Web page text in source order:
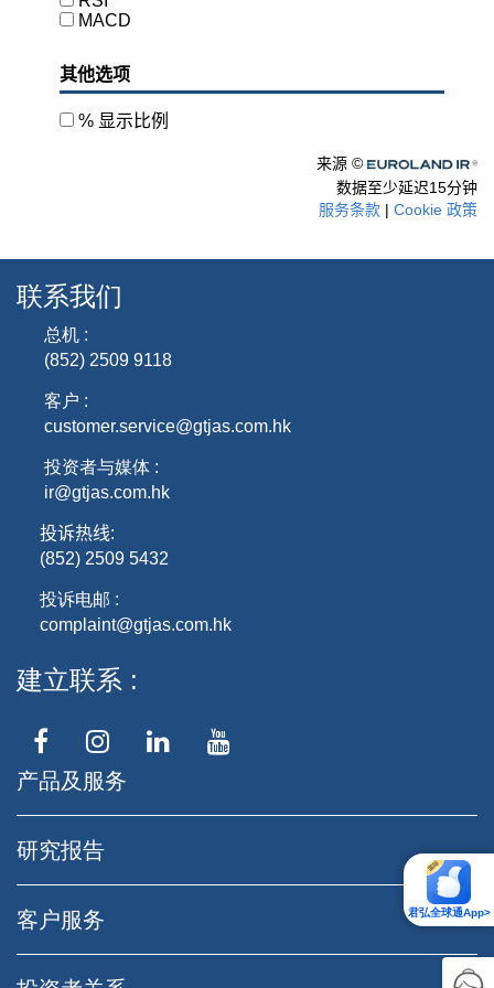
君弘全球通App>
联系我们
总机 :
(852) 2509 9118
客户 :
customer.service@gtjas.com.hk
投资者与媒体 :
ir@gtjas.com.hk
投诉热线:
(852) 2509 5432
投诉电邮 :
complaint@gtjas.com.hk
建立联系
产品及服务
研究报告
客户服务